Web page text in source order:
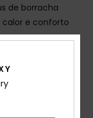
de borracha
calor e conforto
e nylon
pontos Q-lock
vertical na